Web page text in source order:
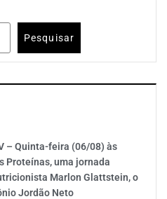
Pesquisar
– Quinta-feira (06/08) às
Proteínas, uma jornada
Marlon Glattstein, o
Jordão Neto